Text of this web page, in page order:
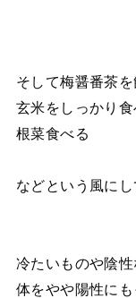
そして梅醤番茶
玄米をしっかり食
根菜食べる
などという風にし
冷たいものや陰
体をやや陽性にも